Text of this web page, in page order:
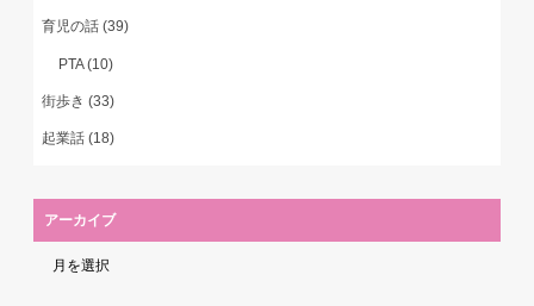
育児の話(39)
PTA(10)
街歩き(33)
起業話(18)
アーカイブ